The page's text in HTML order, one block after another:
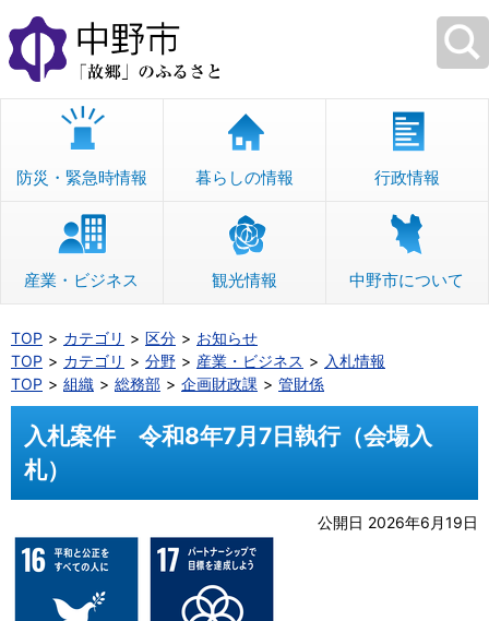
本
文
へ
移
防災・緊急時情報 暮らしの情報 行政情報
産業・ビジネス 観光情報 中野市について
TOP カテゴリ 区分
お知らせ
TOP
カテゴリ 分野 産業・ビジネス
入札情報
TOP
組織 総務部 企画財政課 管財係
入札案件 令和8年7月7日執行（会場入
札）
公開日 2026年6月19日